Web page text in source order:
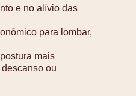
e no alívio das
para lombar,
mais
ou